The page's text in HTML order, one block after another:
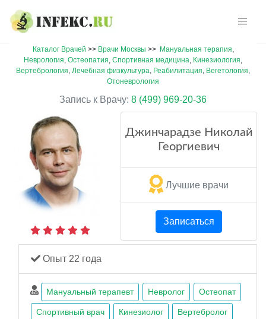
Каталог Врачей >> Врачи Москвы >> Мануальная терапия,
Неврология, Остеопатия, Спортивная медицина, Кинезиология,
Вертебрология, Лечебная физкультура, Реабилитация, Вегетология,
Отоневрология
Запись к Врачу: 8 (499) 969-20-36
Джинчарадзе Николай
Георгиевич
Лучшие врачи
Записаться
Опыт 22 года
Мануальный терапевт Невролог Остеопат
Спортивный врач Кинезиолог Вертебролог